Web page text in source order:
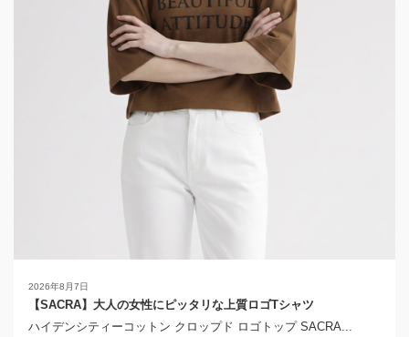
2026年8月7日
【SACRA】大人の女性にピッタリな上質ロゴTシャツ
ハイデンシティーコットン クロップド ロゴトップ SACRA...